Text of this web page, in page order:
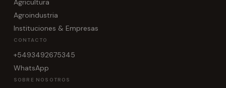
Agricultura
Agroindustria
Instituciones & Empresas
CONTACTO
+5493492675345
WhatsApp
SOBRE NOSOTROS